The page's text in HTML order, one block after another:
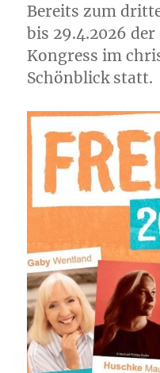
Bereits zum
bis 29.4.2026
Kongress im
Schönblick statt.